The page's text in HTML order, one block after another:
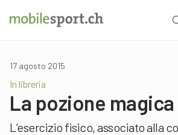
17 agosto 2015
In libreria
La pozione magica
L’esercizio fisico, associato alla